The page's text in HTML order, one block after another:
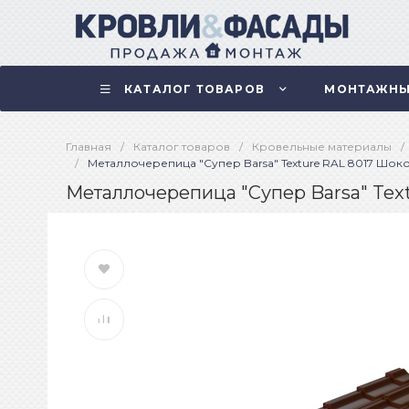
КАТАЛОГ ТОВАРОВ
Главная / Каталог товаров / Кровельные материалы /
/
Металлочерепица "Супер Barsa" Texture RAL 8017
Металлочерепица "Супер Barsa"